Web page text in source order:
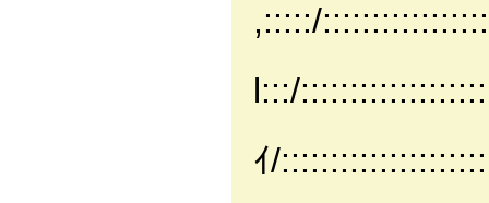
,:::::/
l:::/
ｲ/